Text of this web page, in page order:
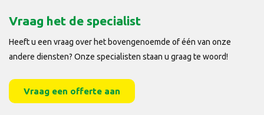
Vraag het de specialist
Heeft u een vraag over het bovengenoemde of één van onze
andere diensten? Onze specialisten staan u graag te woord!
Vraag een offerte aan